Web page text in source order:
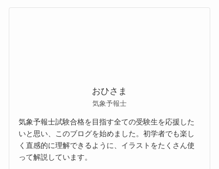
おひさま
気象予報士
気象予報士試験合格を目指す全ての受験生を応援した